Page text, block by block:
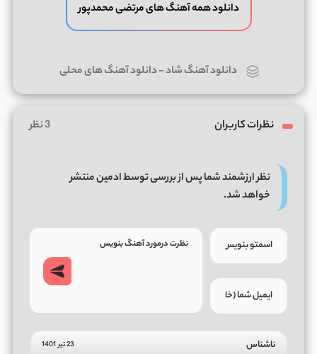
دانلود همه آهنگ های مرتضی محمدپور
دانلود آهنگ شاد-دانلود آهنگ های محلی
نظرات کاربران 3 نظر
نظر ارزشمند شما پس از بررسی توسط ادمین منتشر
خواهد شد.
ناشناس 23 تیر 1401